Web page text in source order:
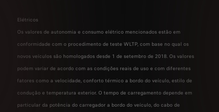
Elétricos
Os valores de autonomia e consumo elétrico mencionados estão em
conformidade com o procedimento de teste WLTP, com base no qual os
novos veículos são homologados desde 1 de setembro de 2018. Os valores
podem variar de acordo com as condições reais de uso e com diferentes
fatores como a velocidade, conforto térmico a bordo do veículo, estilo de
condução e temperatura exterior. O tempo de carregamento depende em
particular da potência do carregador a bordo do veículo, do cabo de